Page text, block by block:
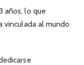
años, lo que
vinculada al mundo